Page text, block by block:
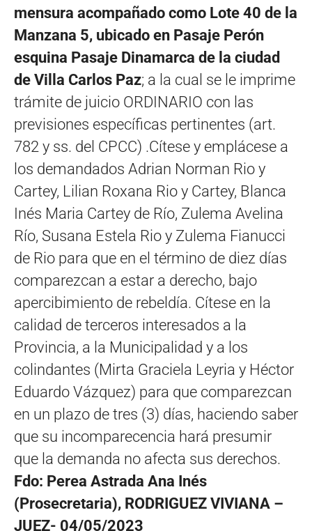
mensura acompañado como Lote 40 de la
Manzana 5, ubicado en Pasaje Perón
esquina Pasaje Dinamarca de la ciudad
de Villa Carlos Paz; a la cual se le imprime
trámite de juicio ORDINARIO con las
previsiones específicas pertinentes (art.
782 y ss. del CPCC) .Cítese y emplácese a
los demandados Adrian Norman Rio y
Cartey, Lilian Roxana Rio y Cartey, Blanca
Inés Maria Cartey de Río, Zulema Avelina
Río, Susana Estela Rio y Zulema Fianucci
de Rio para que en el término de diez días
comparezcan a estar a derecho, bajo
apercibimiento de rebeldía. Cítese en la
calidad de terceros interesados a la
Provincia, a la Municipalidad y a los
colindantes (Mirta Graciela Leyria y Héctor
Eduardo Vázquez) para que comparezcan
en un plazo de tres (3) días, haciendo saber
que su incomparecencia hará presumir
que la demanda no afecta sus derechos.
Fdo: Perea Astrada Ana Inés
(Prosecretaria), RODRIGUEZ VIVIANA –
JUEZ- 04/05/2023